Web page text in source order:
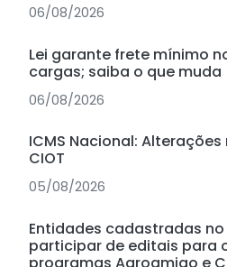
06/08/2026
Lei garante frete mínimo
cargas; saiba o que muda
06/08/2026
ICMS Nacional:
CIOT
05/08/2026
Entidades cadastradas no
participar de editais para
programas Agroamigo e